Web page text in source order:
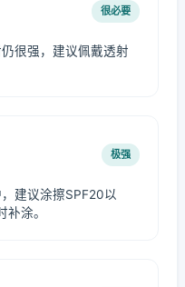
很必要
很强，建议佩戴透射
极强
建议涂擦SPF20以
补涂。